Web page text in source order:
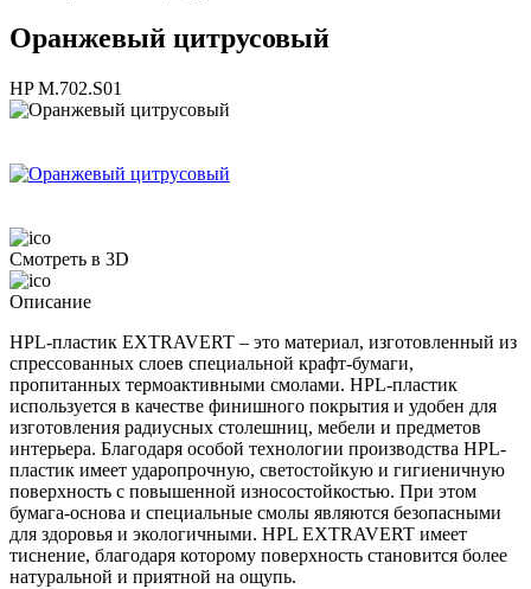
Оранжевый цитрусовый
HP M.702.S01
Смотреть в 3D
Описание
HPL-пластик EXTRAVERT – это материал, изготовленный из
спрессованных слоев специальной крафт-бумаги,
пропитанных термоактивными смолами. HPL-пластик
используется в качестве финишного покрытия и удобен для
изготовления радиусных столешниц, мебели и предметов
интерьера. Благодаря особой технологии производства HPL-
пластик имеет ударопрочную, светостойкую и гигиеничную
поверхность с повышенной износостойкостью. При этом
бумага-основа и специальные смолы являются безопасными
для здоровья и экологичными. HPL EXTRAVERT имеет
тиснение, благодаря которому поверхность становится более
натуральной и приятной на ощупь.